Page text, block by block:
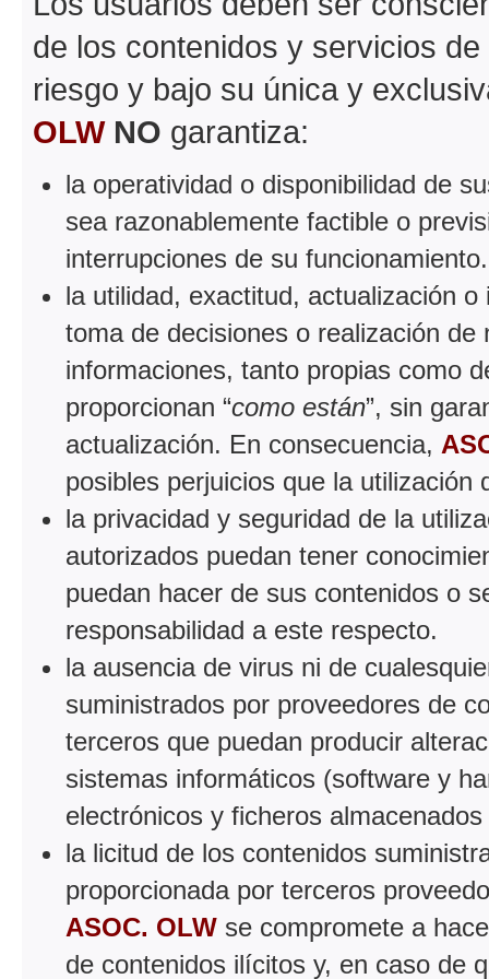
de los contenidos y servicios
riesgo y bajo su única y
OLW NO garantiza:
la operatividad o disponibilidad de
sea razonablemente factible o
interrupciones de su funcionamiento.
la utilidad, exactitud, actualización
toma de decisiones o realización
informaciones, tanto propias como
proporcionan “como están”, sin
actualización. En consecuencia,
posibles perjuicios que la utilización
la privacidad y seguridad de la
autorizados puedan tener
puedan hacer de sus contenidos o
responsabilidad a este respecto.
la ausencia de virus ni de
suministrados por proveedores de
terceros que puedan producir
sistemas informáticos (software y
electrónicos y ficheros
la licitud de los contenidos
proporcionada por terceros
ASOC. OLW se compromete a
de contenidos ilícitos y, en caso de